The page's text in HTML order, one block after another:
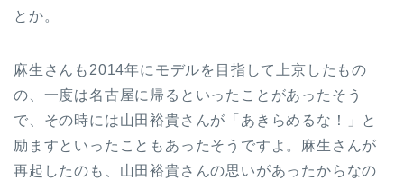
とか。
麻生さんも2014年にモデルを目指して上京したもの
の、一度は名古屋に帰るといったことがあったそう
で、その時には山田裕貴さんが「あきらめるな！」と
励ますといったこともあったそうですよ。麻生さんが
再起したのも、山田裕貴さんの思いがあったからなの